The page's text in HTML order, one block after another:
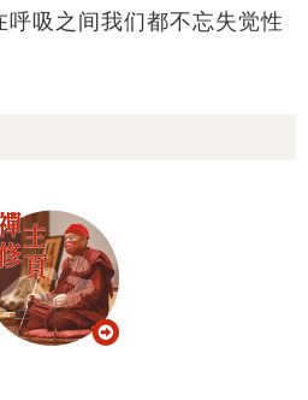
吸之间我们都不忘失觉性